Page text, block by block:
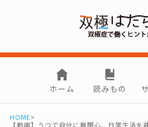
ホーム 読みもの
HOME>
【動画】うつで自分に無関心、日常生活を